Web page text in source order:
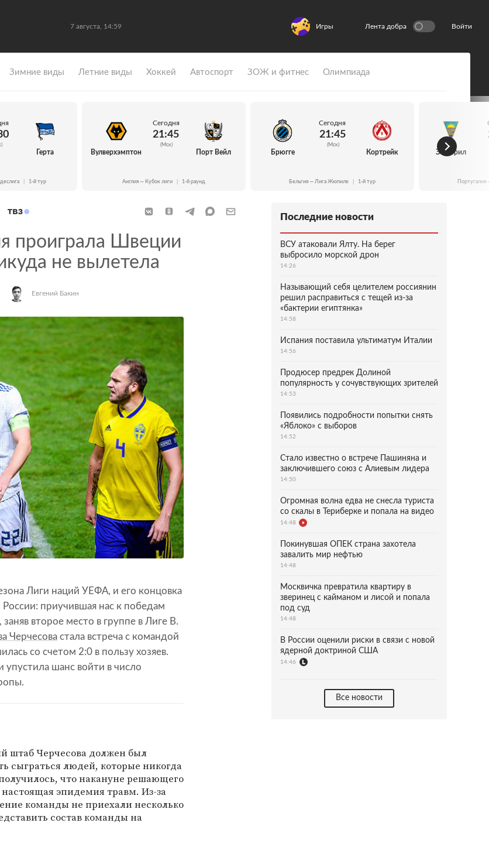
7 августа, 14:59 Игры Лента добра Войти
Зимние виды Летние виды Хоккей Автоспорт ЗОЖ и фитнес Олимпиада
Герта
1-й тур
Вулверхэмптон
Сегодня
21:45
(Мск)
Порт Вейл
Англия — Кубок лиги 1-й раунд
Брюгге
Сегодня
21:45
(Мск)
Кортрейк
Бельгия — Лига Жюпиле 1-й тур
Эшторил
проиграла Швеции
не вылетела
Евгений Бакин
Лиги наций УЕФА, и его концовка
приучившая нас к победам
второе место в группе в Лиге В.
Черчесова стала встреча с командой
со счетом 2:0 в пользу хозяев.
упустила шанс войти в число
штаб Черчесова должен был
сыграться людей, которые никогда
что накануне решающего
эпидемия травм. Из-за
команды не приехали несколько
состав команды на
Последние новости
ВСУ атаковали Ялту. На берег
выбросило морской дрон
14:26
Называющий себя целителем россиянин
решил расправиться с тещей из-за
«бактерии египтянка»
14:58
Испания поставила ультиматум Италии
14:56
Продюсер предрек Долиной
популярность у сочувствующих зрителей
14:53
Появились подробности попытки снять
«Яблоко» с выборов
14:52
Стало известно о встрече Пашиняна и
заключившего союз с Алиевым лидера
14:50
Огромная волна едва не снесла туриста
со скалы в Териберке и попала на видео
14:48
Покинувшая ОПЕК страна захотела
завалить мир нефтью
14:48
Москвичка превратила квартиру в
зверинец с кайманом и лисой и попала
под суд
14:48
В России оценили риски в связи с новой
ядерной доктриной США
14:46
Все новости